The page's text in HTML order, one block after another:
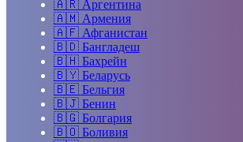
🇦🇷 Аргентина
🇦🇲 Армения
🇦🇫 Афганистан
🇧🇩 Бангладеш
🇧🇭 Бахрейн
🇧🇾 Беларусь
🇧🇪 Бельгия
🇧🇯 Бенин
🇧🇬 Болгария
🇧🇴 Боливия